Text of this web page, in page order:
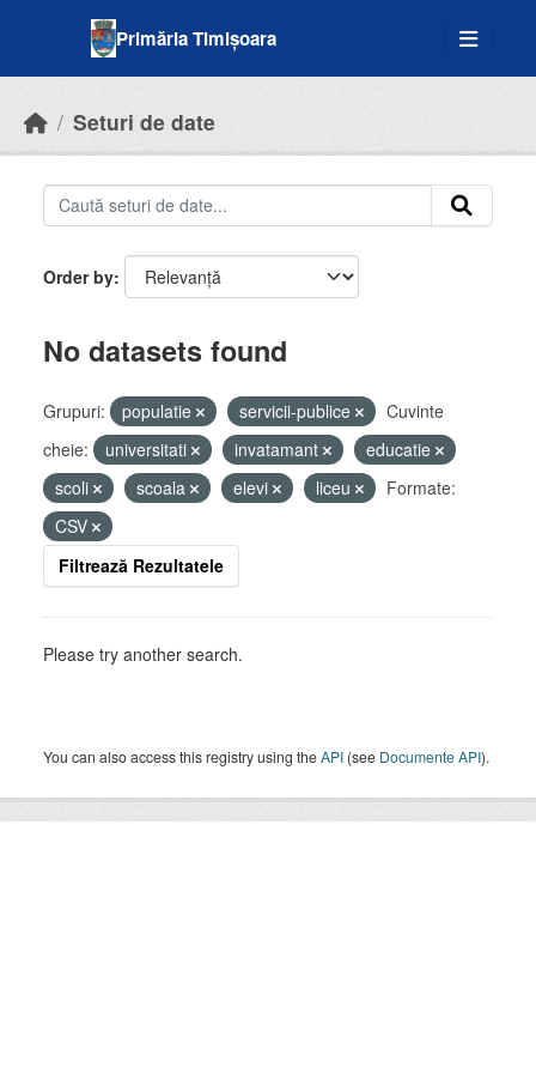
Primăria Timișoara
Seturi de date
Order by
No datasets found
Grupuri: populatie servicii-publice
Cuvinte
cheie:
universitati invatamant
educatie
scoli
scoala elevi liceu
Formate:
CSV
Filtrează Rezultatele
Please try another search.
You can also access this registry using theAPI (see Documente API).